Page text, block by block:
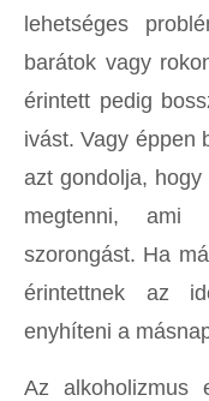
lehetséges
barátok vagy
érintett pedig
ivást. Vagy éppen
azt gondolja,
megtenni, ami
szorongást. Ha
érintettnek az
enyhíteni a
Az alkoholizmus